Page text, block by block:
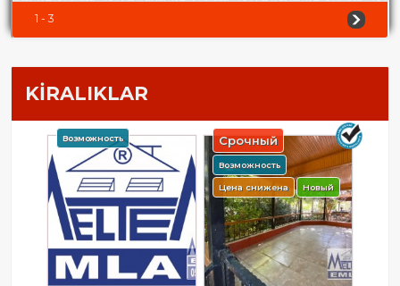
1 - 3
KİRALIKLAR
Возможность Срочный
Возможность
Цена снижена Новый